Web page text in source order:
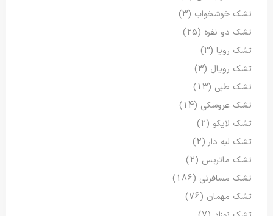
تشک خوشخواب (3)
تشک دو نفره (25)
تشک رویا (3)
تشک رویال (3)
تشک طبی (13)
تشک عروسکی (14)
تشک لایکو (2)
تشک لبه دار (2)
تشک ماتریس (2)
تشک مسافرتی (186)
تشک مهمان (76)